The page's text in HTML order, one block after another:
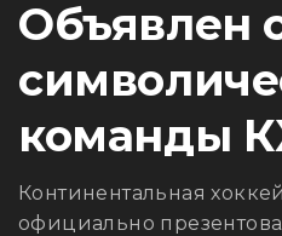
Объявлен
команды
Континентальная
официально